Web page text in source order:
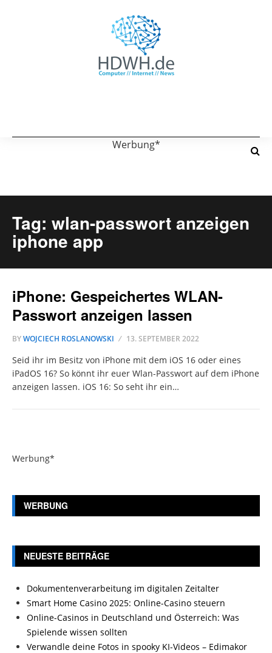
Werbung*
Tag: wlan-passwort anzeigen
iphone app
iPhone: Gespeichertes WLAN-
Passwort anzeigen lassen
BYWOJCIECH ROSLANOWSKI 13. SEPTEMBER 2022
Seid ihr im Besitz von iPhone mit dem iOS 16 oder eines
iPadOS 16? So könnt ihr euer Wlan-Passwort auf dem iPhone
anzeigen lassen. iOS 16: So seht ihr ein…
Werbung*
WERBUNG
NEUESTE BEITRÄGE
Dokumentenverarbeitung im digitalen Zeitalter
Smart Home Casino 2025: Online-Casino steuern
Online-Casinos in Deutschland und Österreich: Was
Spielende wissen sollten
Verwandle deine Fotos in spooky KI-Videos – Edimakor